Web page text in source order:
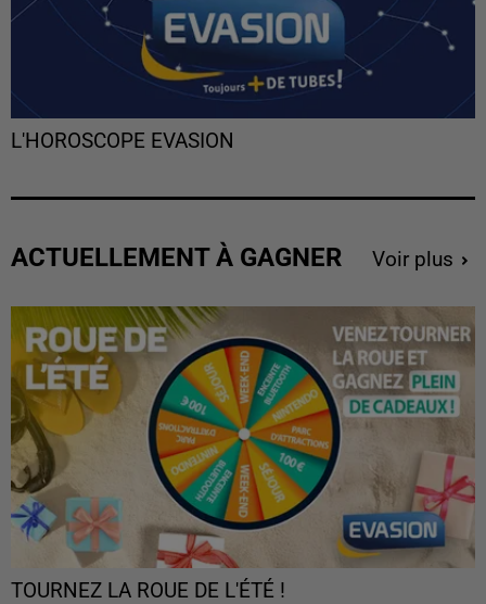
L'HOROSCOPE EVASION
ACTUELLEMENT À GAGNER Voir plus
TOURNEZ LA ROUE DE L'ÉTÉ !